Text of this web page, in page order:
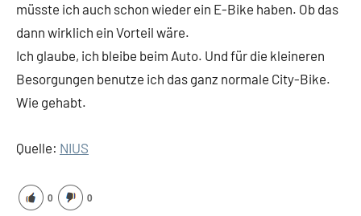
müsste ich auch schon wieder ein E-Bike haben. Ob das
dann wirklich ein Vorteil wäre.
Ich glaube, ich bleibe beim Auto. Und für die kleineren
Besorgungen benutze ich das ganz normale City-Bike.
Wie gehabt.
Quelle: NIUS
0 0